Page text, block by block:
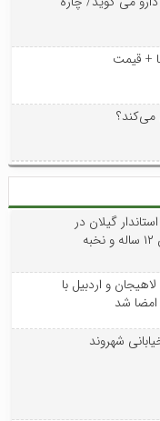
+ قیمت
می‌کند؟
گیلان در
مراسم سومین روز درگذشت نوجوان ۱۲ ساله و نخبه
و اردبیل با
شد
شهروند